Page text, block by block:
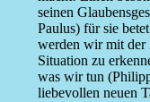
seinen
Paulus) für sie
werden wir mit der
Situation zu
was wir tun
liebevollen neuen